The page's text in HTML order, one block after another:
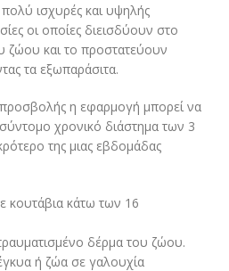
ισχυρές και υψηλής
οι οποίες διεισδύουν στο
ζώου και το προστατεύουν
τα εξωπαράσιτα.
προσβολής η εφαρμογή μπορεί να
χρονικό διάστημα των 3
της μιας εβδομάδας
κουτάβια κάτω των 16
δέρμα του ζώου.
ή ζώα σε γαλουχία